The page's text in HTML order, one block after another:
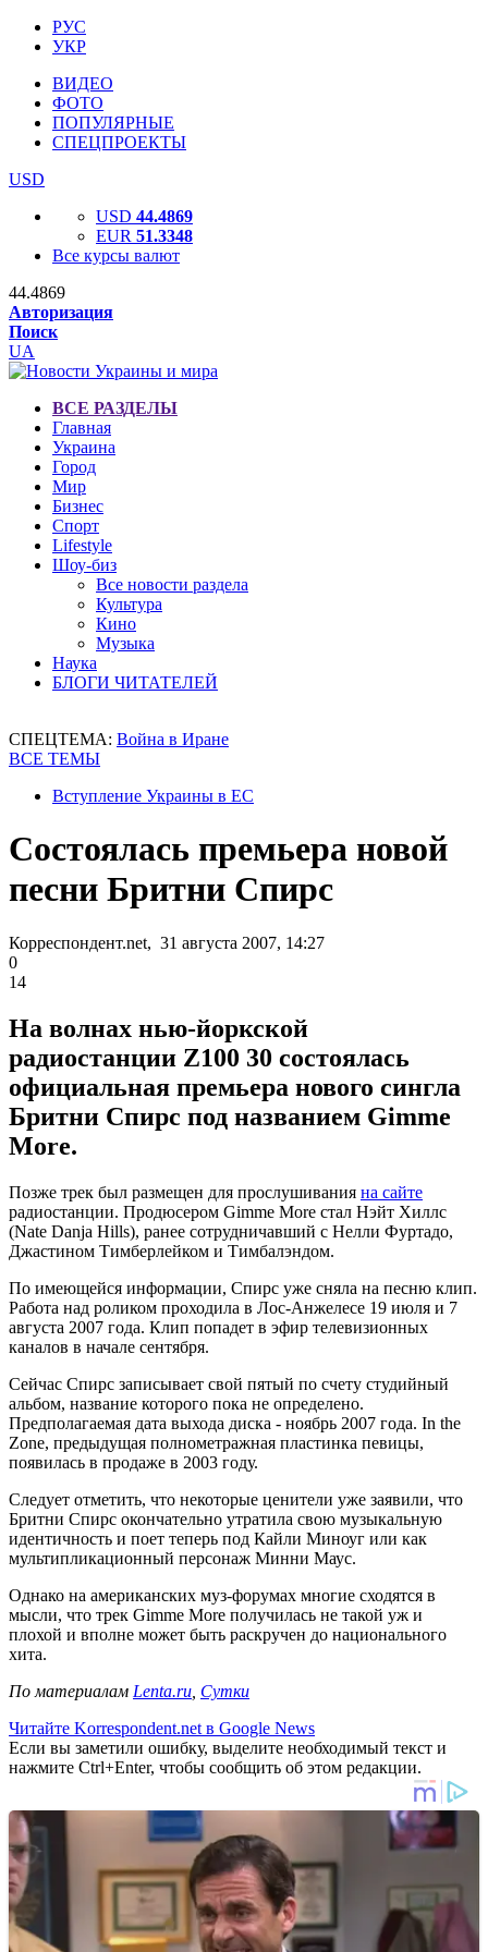
РУС
УКР
ВИДЕО
ФОТО
ПОПУЛЯРНЫЕ
СПЕЦПРОЕКТЫ
USD
USD 44.4869
EUR 51.3348
Все курсы валют
44.4869
Авторизация
Поиск
UA
ВСЕ РАЗДЕЛЫ
Главная
Украина
Город
Мир
Бизнес
Спорт
Lifestyle
Шоу-биз
Все новости раздела
Культура
Кино
Музыка
Наука
БЛОГИ ЧИТАТЕЛЕЙ
СПЕЦТЕМА: Война в Иране
ВСЕ ТЕМЫ
Вступление Украины в ЕС
Состоялась премьера новой
песни Бритни Спирс
Корреспондент.net, 31 августа 2007, 14:27
0
14
На волнах нью-йоркской
радиостанции Z100 30 состоялась
официальная премьера нового сингла
Бритни Спирс под названием Gimme
More.
Позже трек был размещен для прослушивания на сайте
радиостанции. Продюсером Gimme More стал Нэйт Хиллс
(Nate Danja Hills), ранее сотрудничавший с Нелли Фуртадо,
Джастином Тимберлейком и Тимбалэндом.
По имеющейся информации, Спирс уже сняла на песню клип.
Работа над роликом проходила в Лос-Анжелесе 19 июля и 7
августа 2007 года. Клип попадет в эфир телевизионных
каналов в начале сентября.
Сейчас Спирс записывает свой пятый по счету студийный
альбом, название которого пока не определено.
Предполагаемая дата выхода диска - ноябрь 2007 года. In the
Zone, предыдущая полнометражная пластинка певицы,
появилась в продаже в 2003 году.
Следует отметить, что некоторые ценители уже заявили, что
Бритни Спирс окончательно утратила свою музыкальную
идентичность и поет теперь под Кайли Миноуг или как
мультипликационный персонаж Минни Маус.
Однако на американских муз-форумах многие сходятся в
мысли, что трек Gimme More получилась не такой уж и
плохой и вполне может быть раскручен до национального
хита.
По материалам Lenta.ru Сутки
Читайте Korrespondent.net в Google News
Если вы заметили ошибку, выделите необходимый текст и
нажмите Ctrl+Enter, чтобы сообщить об этом редакции.